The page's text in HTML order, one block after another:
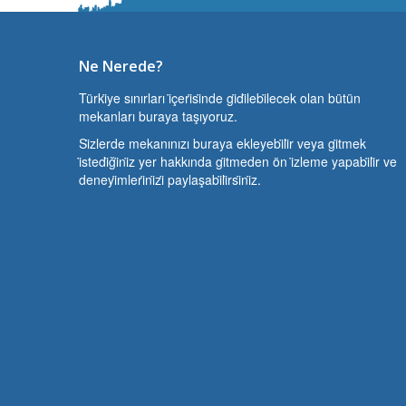
Ne Nerede?
Türki̇ye sınırları i̇çeri̇si̇nde gi̇di̇lebi̇lecek olan bütün
mekanları buraya taşıyoruz.
Si̇zlerde mekanınızı buraya ekleyebi̇li̇r veya gi̇tmek
i̇stedi̇ği̇ni̇z yer hakkında gi̇tmeden ön i̇zleme yapabi̇li̇r ve
deneyi̇mleri̇ni̇zi̇ paylaşabi̇li̇rsi̇ni̇z.